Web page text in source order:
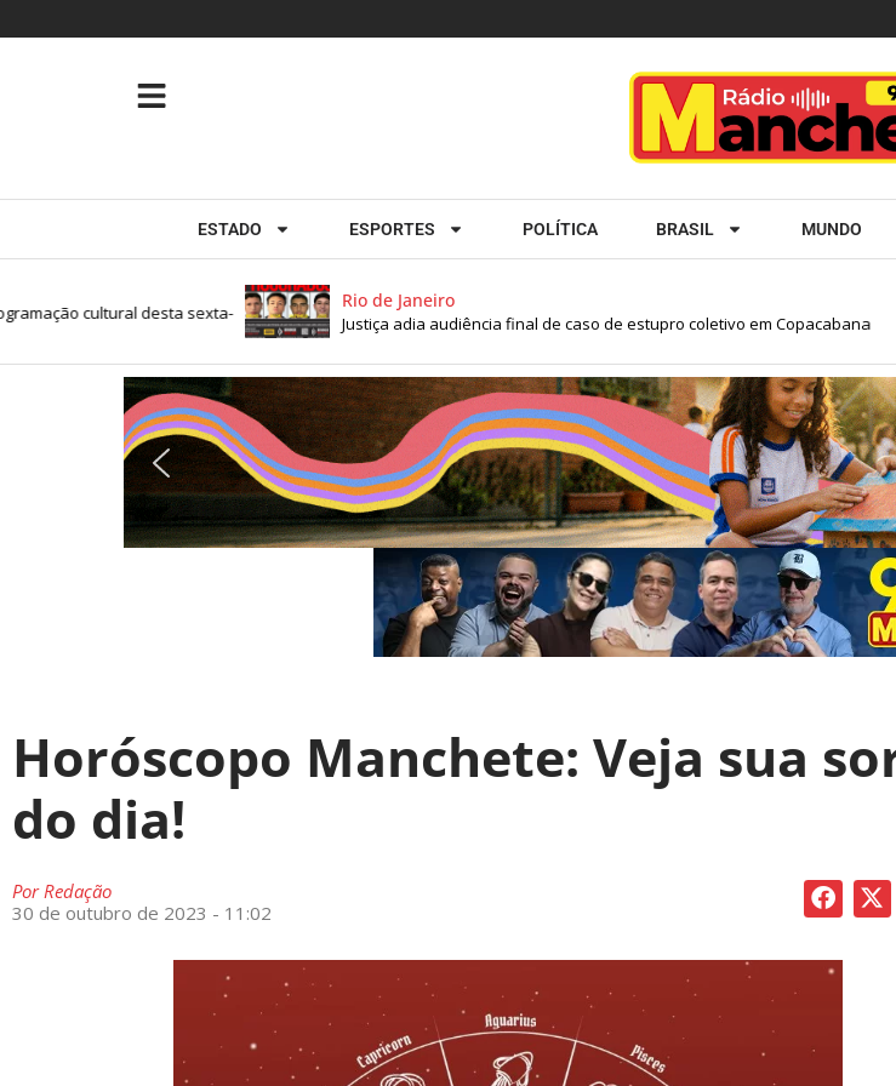
ESTADO ESPORTES POLÍTICA BRASIL MUNDO
Rio de Janeiro
Justiça adia audiência final de caso de estupro coletivo em Copacabana
cultural desta sexta-
Horóscopo Manchete: Veja sua
do dia!
PorRedação
30 de outubro de 2023 - 11:02